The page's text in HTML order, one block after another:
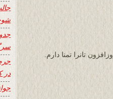
تانرا تمنا دارم.
در